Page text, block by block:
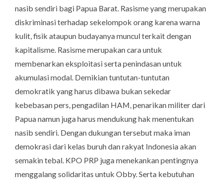
nasib sendiri bagi Papua Barat. Rasisme yang merupakan
diskriminasi terhadap sekelompok orang karena warna
kulit, fisik ataupun budayanya muncul terkait dengan
kapitalisme. Rasisme merupakan cara untuk
membenarkan eksploitasi serta penindasan untuk
akumulasi modal. Demikian tuntutan-tuntutan
demokratik yang harus dibawa bukan sekedar
kebebasan pers, pengadilan HAM, penarikan militer dari
Papua namun juga harus mendukung hak menentukan
nasib sendiri. Dengan dukungan tersebut maka iman
demokrasi dari kelas buruh dan rakyat Indonesia akan
semakin tebal. KPO PRP juga menekankan pentingnya
menggalang solidaritas untuk Obby. Serta kebutuhan